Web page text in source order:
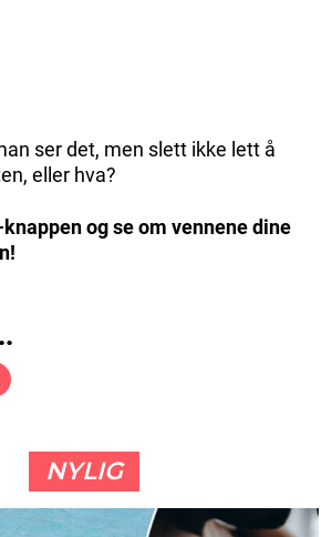
ser det, men slett ikke lett å
eller hva?
og se om vennene dine
NYLIG